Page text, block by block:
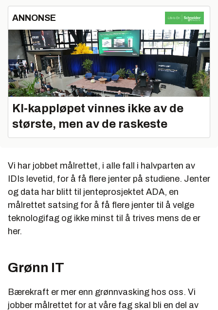
ANNONSE
KI‑kappløpet vinnes ikke av de
største, men av de raskeste
Vi har jobbet målrettet, i alle fall i halvparten av
IDIs levetid, for å få flere jenter på studiene. Jenter
og data har blitt til jenteprosjektet ADA, en
målrettet satsing for å få flere jenter til å velge
teknologifag og ikke minst til å trives mens de er
her.
Grønn IT
Bærekraft er mer enn grønnvasking hos oss. Vi
jobber målrettet for at våre fag skal bli en del av